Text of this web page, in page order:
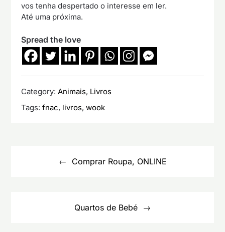
vos tenha despertado o interesse em ler.
Até uma próxima.
Spread the love
Category:Animais, Livros
Tags:fnac, livros,wook
Comprar Roupa, ONLINE
Quartos de Bebé